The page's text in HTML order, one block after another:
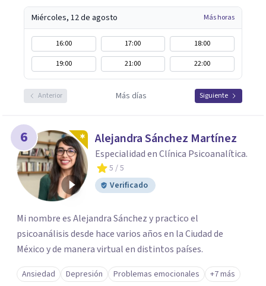
Miércoles, 12 de agosto Más horas
16:00 17:00
18:00
19:00
21:00 22:00
Anterior Más días Siguiente
6 Alejandra Sánchez Martínez
Especialidad en Clínica Psicoanalítica.
5 / 5
Verificado
Mi nombre es Alejandra Sánchez y practico el
psicoanálisis desde hace varios años en la Ciudad de
México y de manera virtual en distintos países.
Ansiedad Depresión Problemas emocionales +7 más